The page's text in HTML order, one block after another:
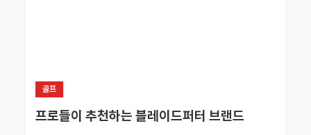
골프
프로들이 추천하는 블레이드퍼터 브랜드